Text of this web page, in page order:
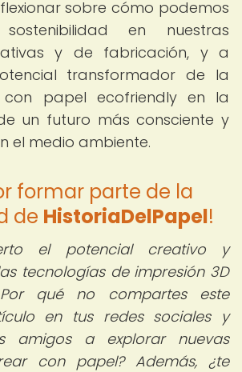
sobre cómo podemos
en nuestras
y de fabricación, y a
transformador de la
con papel ecofriendly en la
un futuro más consciente y
el medio ambiente.
formar parte de la
de HistoriaDelPapel!
el potencial creativo y
tecnologías de impresión 3D
qué no compartes este
en tus redes sociales y
amigos a explorar nuevas
con papel? Además, ¿te